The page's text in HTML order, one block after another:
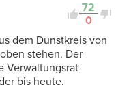
72
0
dem Dunstkreis von
stehen. Der
Verwaltungsrat
bis heute.